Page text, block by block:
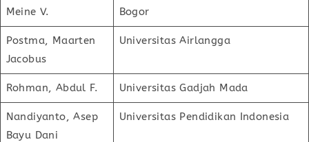
Meine V.
Bogor
Postma, Maarten
Jacobus
Universitas Airlangga
Rohman, Abdul F. Universitas Gadjah Mada
Nandiyanto, Asep
Bayu Dani
Universitas Pendidikan Indonesia